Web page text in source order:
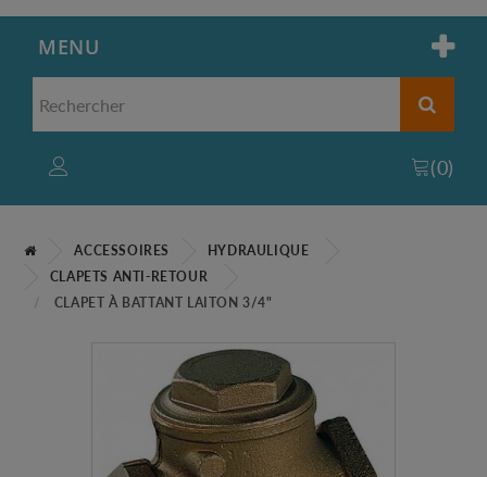
MENU
(0)
ACCESSOIRES
HYDRAULIQUE
CLAPETS ANTI-RETOUR
CLAPET À BATTANT LAITON 3/4"